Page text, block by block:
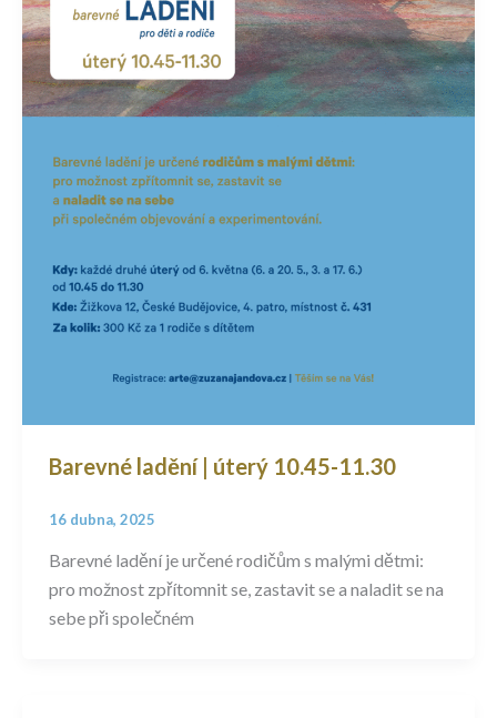
Barevné ladění | úterý 10.45-11.30
16 dubna, 2025
Barevné ladění je určené rodičům s malými dětmi:
pro možnost zpřítomnit se, zastavit se a naladit se na
sebe při společném